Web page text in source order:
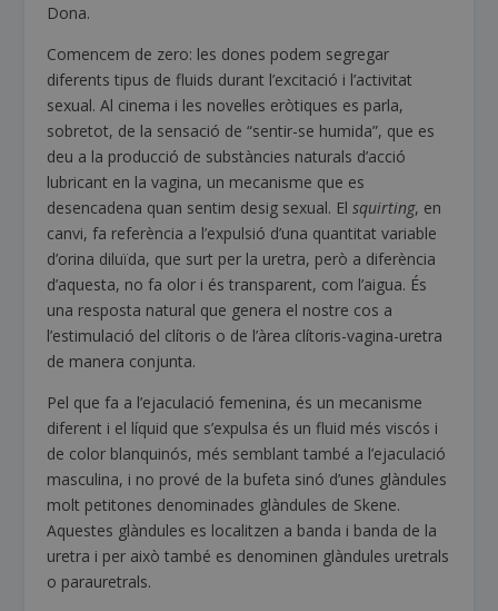
Dona.
Comencem de zero: les dones podem segregar
diferents tipus de fluids durant l’excitació i l’activitat
sexual. Al cinema i les novel·les eròtiques es parla,
sobretot, de la sensació de “sentir-se humida”, que es
deu a la producció de substàncies naturals d’acció
lubricant en la vagina, un mecanisme que es
desencadena quan sentim desig sexual. Elsquirting, en
canvi, fa referència a l’expulsió d’una quantitat variable
d’orina diluïda, que surt per la uretra, però a diferència
d’aquesta, no fa olor i és transparent, com l’aigua. És
una resposta natural que genera el nostre cos a
l’estimulació del clítoris o de l’àrea clítoris-vagina-uretra
de manera conjunta.
Pel que fa a l’ejaculació femenina, és un mecanisme
diferent i el líquid que s’expulsa és un fluid més viscós i
de color blanquinós, més semblant també a l’ejaculació
masculina, i no prové de la bufeta sinó d’unes glàndules
molt petitones denominades glàndules de Skene.
Aquestes glàndules es localitzen a banda i banda de la
uretra i per això també es denominen glàndules uretrals
o parauretrals.